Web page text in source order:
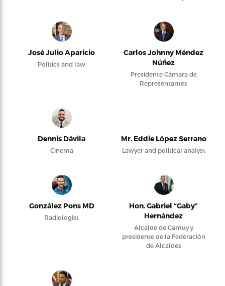
José Julio Aparicio
Politics and law
Carlos Johnny Méndez
Núñez
Presidente Cámara de
Representantes
Dennis Dávila
Cinema
Mr. Eddie López Serrano
Lawyer and political analyst
González Pons MD
Radiologist
Hon. Gabriel “Gaby”
Hernández
Alcalde de Camuy y
presidente de la Federación
de Alcaldes